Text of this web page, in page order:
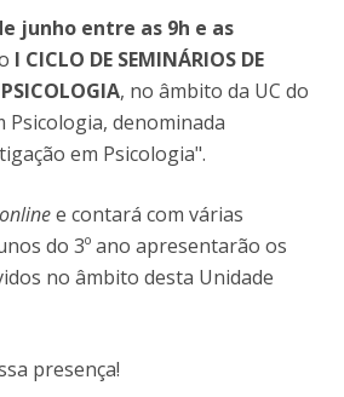
junho entre as 9h e as
I CICLO DE SEMINÁRIOS DE
, no âmbito da UC do
Psicologia, denominada
em Psicologia".
onlinee contará com várias
do 3º ano apresentarão os
no âmbito desta Unidade
presença!